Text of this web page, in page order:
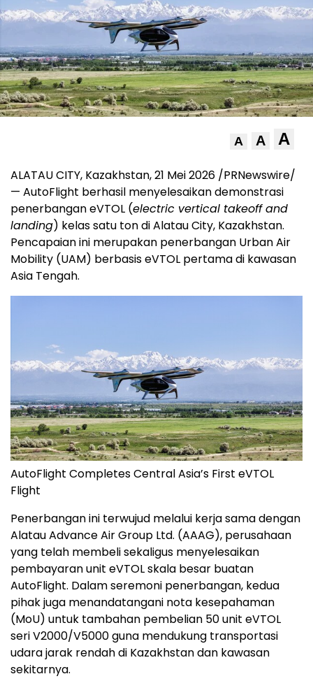
A A A
ALATAU CITY, Kazakhstan, 21 Mei 2026 /PRNewswire/
— AutoFlight berhasil menyelesaikan demonstrasi
penerbangan eVTOL (electric vertical takeoff and
landing) kelas satu ton di Alatau City, Kazakhstan.
Pencapaian ini merupakan penerbangan Urban Air
Mobility (UAM) berbasis eVTOL pertama di kawasan
Asia Tengah.
AutoFlight Completes Central Asia’s First eVTOL
Flight
Penerbangan ini terwujud melalui kerja sama dengan
Alatau Advance Air Group Ltd. (AAAG), perusahaan
yang telah membeli sekaligus menyelesaikan
pembayaran unit eVTOL skala besar buatan
AutoFlight. Dalam seremoni penerbangan, kedua
pihak juga menandatangani nota kesepahaman
(MoU) untuk tambahan pembelian 50 unit eVTOL
seri V2000/V5000 guna mendukung transportasi
udara jarak rendah di Kazakhstan dan kawasan
sekitarnya.